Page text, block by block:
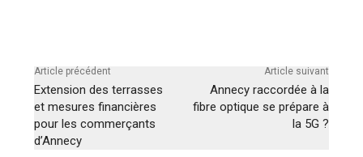
Article précédent
Extension des terrasses
et mesures financières
pour les commerçants
d’Annecy
Article suivant
Annecy raccordée à la
fibre optique se prépare à
la 5G ?